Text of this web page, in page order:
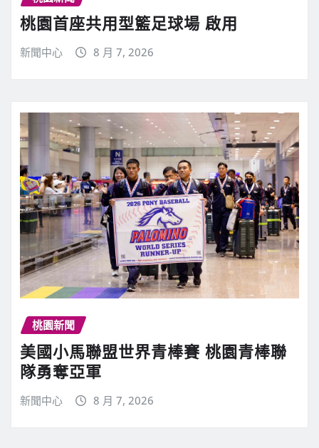
桃園首座共用型籃足球場 啟用
新聞中心 8 月 7, 2026
桃園新聞
美國小馬聯盟世界青棒賽 桃園青棒聯
隊勇奪亞軍
新聞中心 8 月 7, 2026